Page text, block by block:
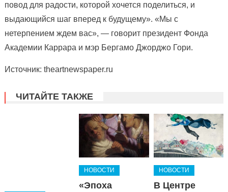
повод для радости, которой хочется поделиться, и
выдающийся шаг вперед к будущему». «Мы с
нетерпением ждем вас», — говорит президент Фонда
Академии Каррара и мэр Бергамо Джорджо Гори.
Источник: theartnewspaper.ru
ЧИТАЙТЕ ТАКЖЕ
НОВОСТИ
«Эпоха
НОВОСТИ
В Центре